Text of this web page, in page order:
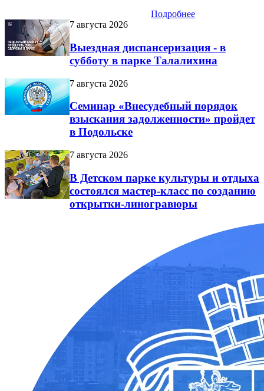
Подробнее
7 августа 2026
Выездная диспансеризация - в
субботу в парке Талалихина
7 августа 2026
Семинар «Внесудебный порядок
взыскания задолженности» пройдет
в Подольске
7 августа 2026
В Детском парке культуры и отдыха
состоялся мастер-класс по созданию
открытки-линогравюры